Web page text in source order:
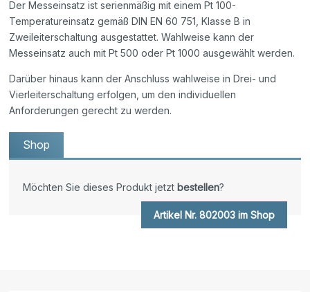
Der Messeinsatz ist serienmäßig mit einem Pt 100-
Temperatureinsatz gemäß DIN EN 60 751, Klasse B in
Zweileiterschaltung ausgestattet. Wahlweise kann der
Messeinsatz auch mit Pt 500 oder Pt 1000 ausgewählt werden.
Darüber hinaus kann der Anschluss wahlweise in Drei- und
Vierleiterschaltung erfolgen, um den individuellen
Anforderungen gerecht zu werden.
Shop
Möchten Sie dieses Produkt jetzt bestellen?
Artikel Nr. 802003 im Shop